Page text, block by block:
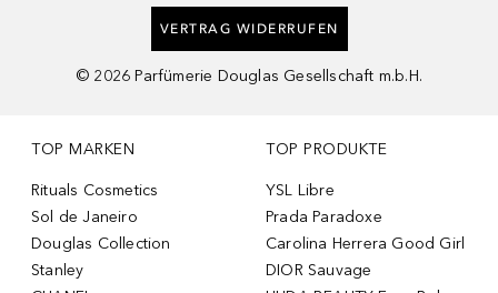
VERTRAG WIDERRUFEN
© 2026 Parfümerie Douglas Gesellschaft m.b.H.
TOP MARKEN
Rituals Cosmetics
Sol de Janeiro
Douglas Collection
Stanley
TOP PRODUKTE
YSL Libre
Prada Paradoxe
Carolina Herrera Good Girl
DIOR Sauvage